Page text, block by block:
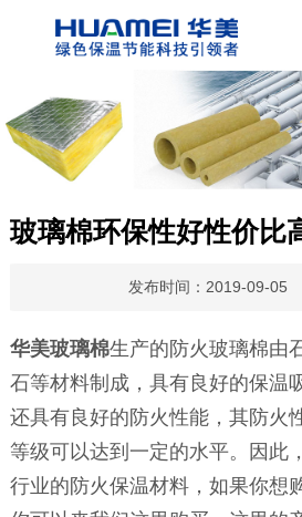
玻璃棉环保性好性价比
发布时间：2019-09-05
华美玻璃棉生产的防火玻璃棉由
石等材料制成，具有良好的保温
还具有良好的防火性能，其防火
等级可以达到一定的水平。因此
行业的防火保温材料，如果你想